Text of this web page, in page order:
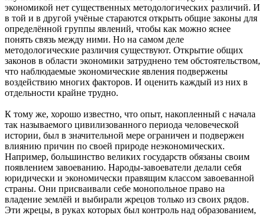
экономикой нет существенных методологических различий. И
в той и в другой учёные стараются открыть общие законы для
определённой группы явлений, чтобы как можно яснее
понять связь между ними. Но на самом деле
методологические различия существуют. Открытие общих
законов в области экономики затруднено тем обстоятельством,
что наблюдаемые экономические явления подвержены
воздействию многих факторов. И оценить каждый из них в
отдельности крайне трудно.
К тому же, хорошо известно, что опыт, накопленный с начала
так называемого цивилизованного периода человеческой
истории, был в значительной мере ограничен и подвержен
влиянию причин по своей природе неэкономических.
Например, большинство великих государств обязаны своим
появлением завоеванию. Народы-завоеватели делали себя
юридически и экономически правящим классом завоеванной
страны. Они присваивали себе монопольное право на
владение землёй и выбирали жрецов только из своих рядов.
Эти жрецы, в руках которых был контроль над образованием,